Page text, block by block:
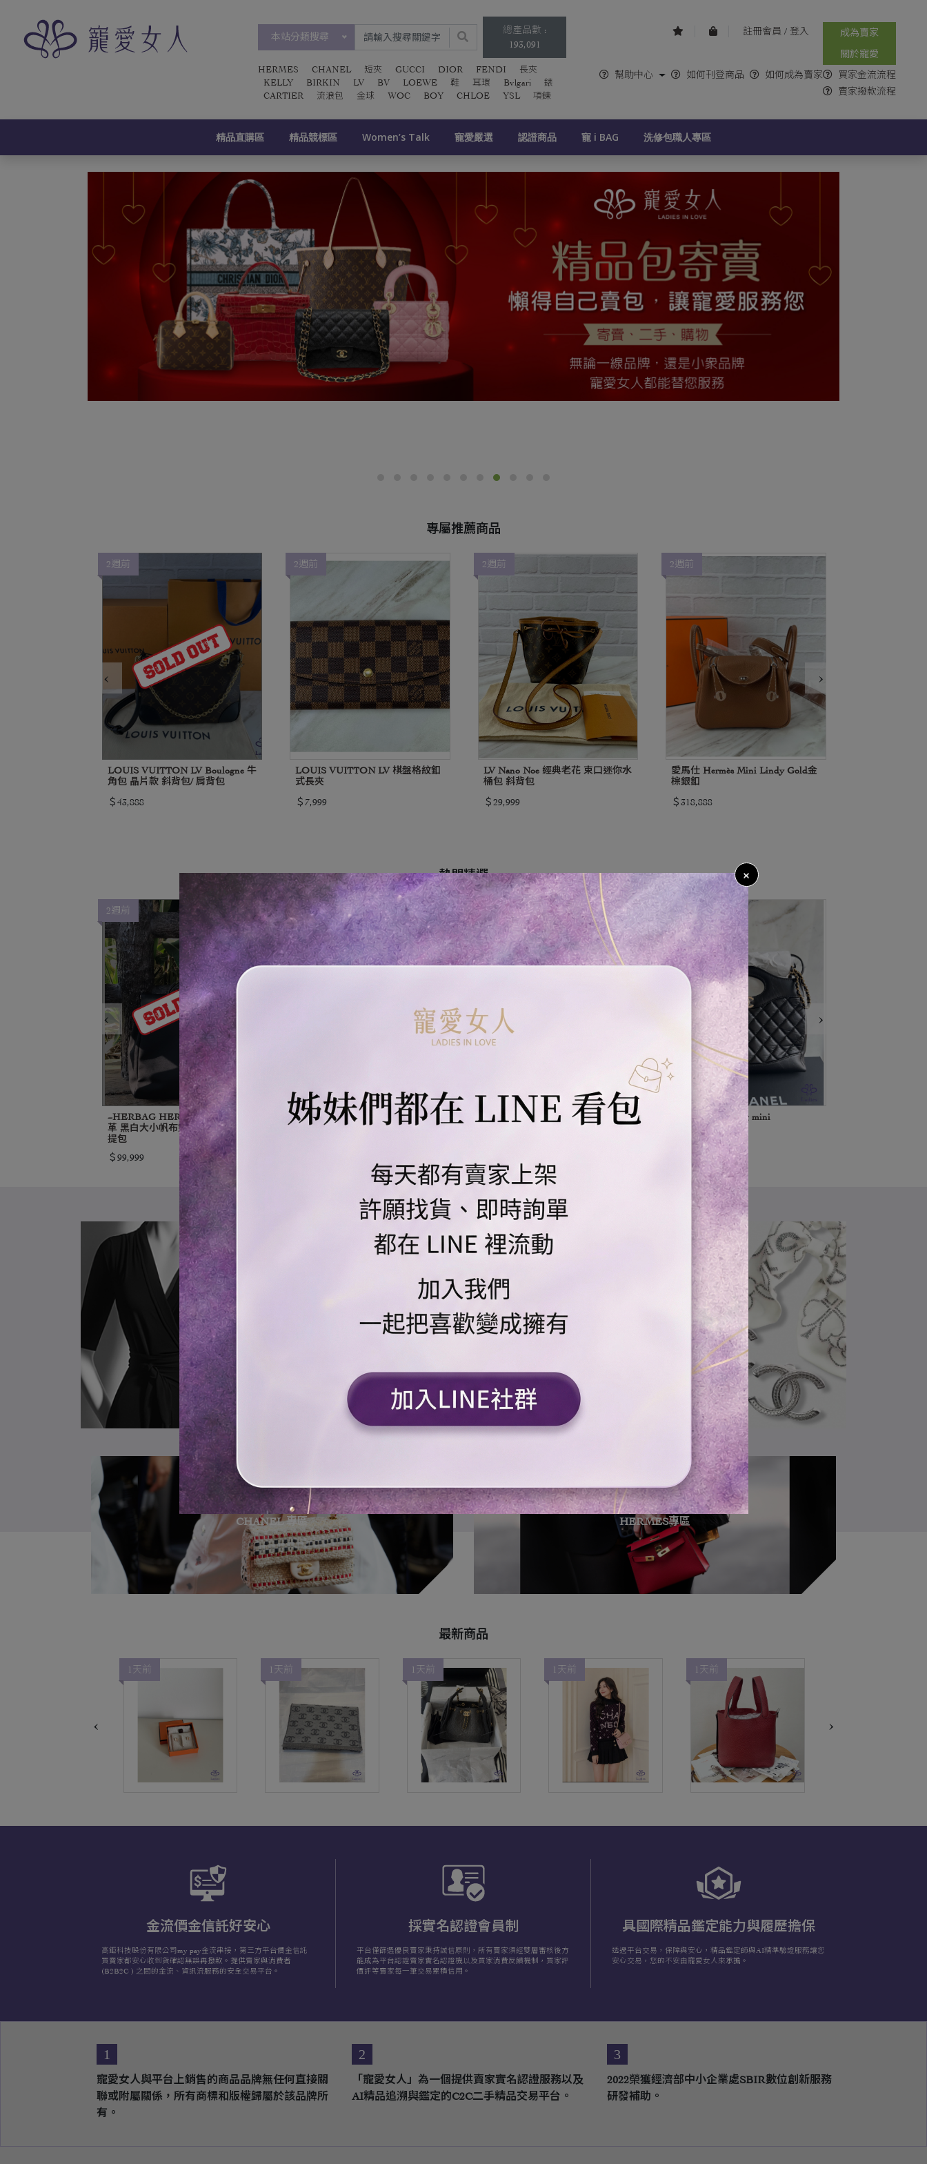
本站分類搜尋
總產品數 :
193,091
HERMES CHANEL 短夾 GUCCI DIOR FENDI
長夾
KELLY
BIRKIN LV BV LOEWE 鞋 耳環 Bvlgari
錶
CARTIER
流浪包 金球 WOC BOY CHLOE YSL 項鍊
註冊會員 / 登入
成為賣家
關於寵愛
幫助中心
如何刊登商品 如何成為賣家
買家金流流程
賣家撥款流程
精品直購區 精品競標區 Women’s Talk 寵愛嚴選 認證商品 寵 i BAG 洗修包職人專區
專屬推薦商品
2週前
LOUIS VUITTON LV Boulogne 牛
角包 晶片款 斜背包/ 肩背包
＄43,888
2週前
LOUIS VUITTON LV 棋盤格紋釦
式長夾
＄7,999
2週前
LV Nano Noe 經典老花 束口迷你水
桶包 斜背包
＄29,999
2週前
愛馬仕 Hermès Mini Lindy Gold金
棕銀釦
＄318,888
‹ ›
熱門精選
2週前
~HERBAG HERBAG鎖頭組 黑皮
革 黑白大小帆布雙袋 肩背/斜背/手
提包
＄99,999
2週前
全新 STUSSY 黑桃限量圖騰經典
logo
2週前
GOYARD 拉鍊錢包 深藍色 大款
2週前
全新Chanel 31 bag mini
＄198,000
‹ ›
CHANEL 專區 HERMES專區
最新商品
1天前 1天前 1天前 1天前 1天前
‹ ›
金流價金信託好安心
高鉅科技股份有限公司my pay金流串接，第三方平台價金信託
買賣家都安心收到貨確認無誤再撥款。提供賣家與消費者
(B2B2C ) 之間的金流、資訊流服務的安全交易平台。
採實名認證會員制
平台僅篩選優良賣家秉持誠信原則，所有賣家須經雙層審核後方
能成為平台認證賣家實名認證機以及買家消費反饋機制，買家評
價評等賣家每一筆交易累積信用。
具國際精品鑑定能力與履歷擔保
透過平台交易，保障與安心，精品鑑定師與AI精準驗證服務讓您
安心交易，您的不安由寵愛女人來承擔。
1
寵愛女人與平台上銷售的商品品牌無任何直接關
聯或附屬關係，所有商標和版權歸屬於該品牌所
有。
2
「寵愛女人」為一個提供賣家實名認證服務以及
AI精品追溯與鑑定的C2C二手精品交易平台。
3
2022榮獲經濟部中小企業處SBIR數位創新服務
研發補助。
×